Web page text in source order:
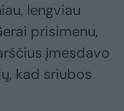
lengviau
prisimenu,
įmesdavo
kad sriubos